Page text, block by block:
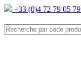
+33 (0)4 72 79 05 79